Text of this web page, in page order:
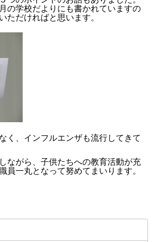
の学校だよりにも書かれていますの
ただければと思います。
く、インフルエンザも流行してきて
ながら、子供たちへの教育活動が充
員一丸となって努めてまいります。